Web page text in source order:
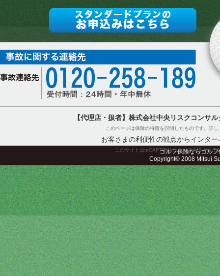
【代理店・扱者】株式会社中央リスクコンサ
このページは保険の特徴を説明したものです。詳
お客さまの利便性の観点からインタ
このサイトはreCAPTCHAによって保護されて
ゴルフ保険ならゴル
Copyright© 2008 Mitsui